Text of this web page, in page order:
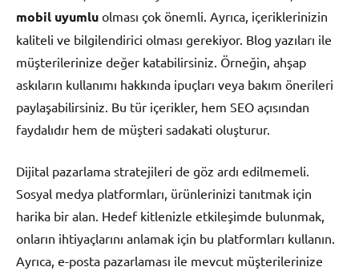
mobil uyumlu olması çok önemli. Ayrıca, içeriklerinizin
kaliteli ve bilgilendirici olması gerekiyor. Blog yazıları ile
müşterilerinize değer katabilirsiniz. Örneğin, ahşap
askıların kullanımı hakkında ipuçları veya bakım önerileri
paylaşabilirsiniz. Bu tür içerikler, hem SEO açısından
faydalıdır hem de müşteri sadakati oluşturur.
Dijital pazarlama stratejileri de göz ardı edilmemeli.
Sosyal medya platformları, ürünlerinizi tanıtmak için
harika bir alan. Hedef kitlenizle etkileşimde bulunmak,
onların ihtiyaçlarını anlamak için bu platformları kullanın.
Ayrıca, e-posta pazarlaması ile mevcut müşterilerinize